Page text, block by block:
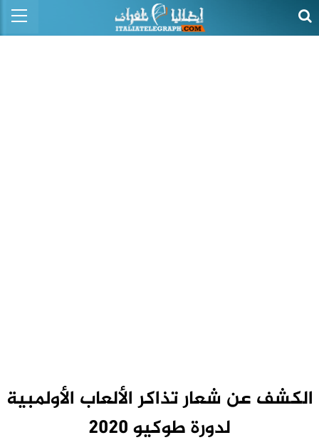
الكشف عن شعار تذاكر الألعاب الأولمبية
لدورة طوكيو 2020